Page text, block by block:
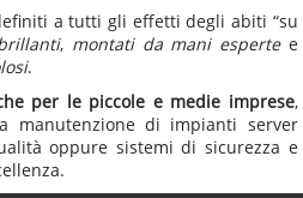
a tutti gli effetti degli abiti “su
, montati da mani espertee
.
per le piccole e medie imprese,
manutenzione di impianti server
oppure sistemi di sicurezza e